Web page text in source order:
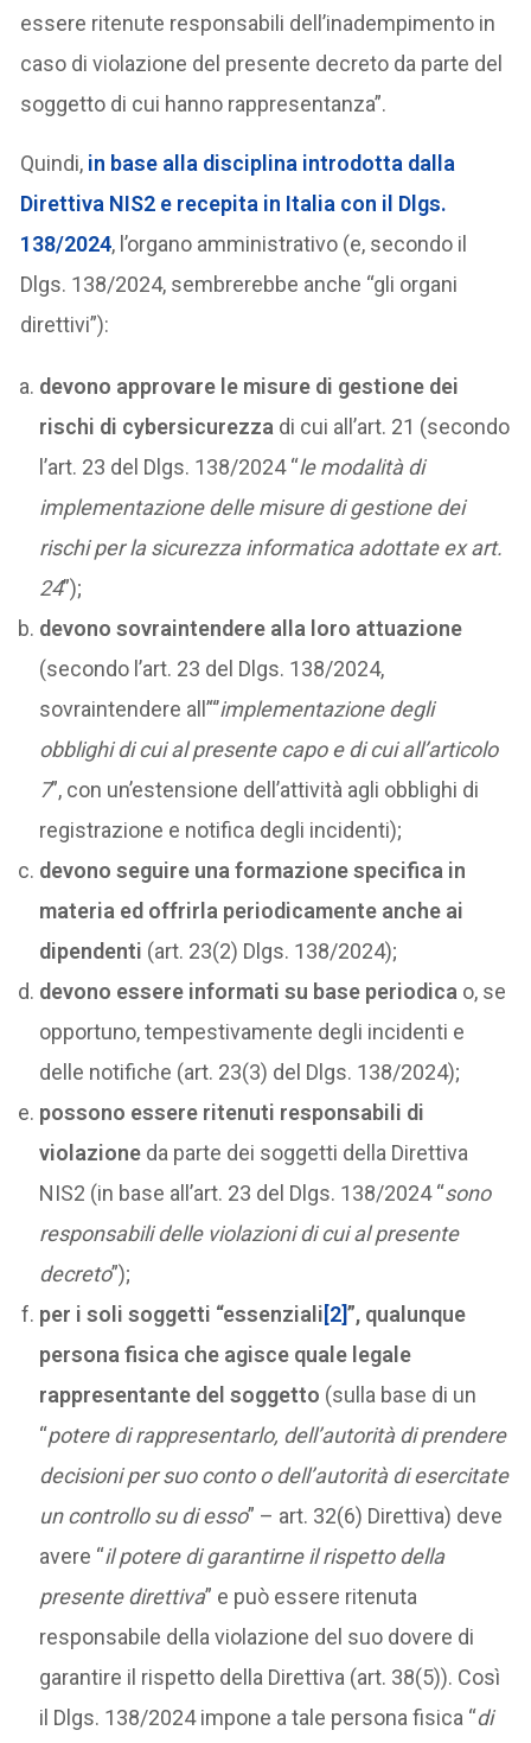
essere ritenute responsabili dell’inadempimento in
caso di violazione del presente decreto da parte del
soggetto di cui hanno rappresentanza”.
Quindi, in base alla disciplina introdotta dalla
Direttiva NIS2 e recepita in Italia con il Dlgs.
138/2024, l’organo amministrativo (e, secondo il
Dlgs. 138/2024, sembrerebbe anche “gli organi
direttivi”):
devono approvare le misure di gestione dei
rischi di cybersicurezza di cui all’art. 21 (secondo
l’art. 23 del Dlgs. 138/2024 “le modalità di
implementazione delle misure di gestione dei
rischi per la sicurezza informatica adottate ex art.
24”);
devono sovraintendere alla loro attuazione
(secondo l’art. 23 del Dlgs. 138/2024,
sovraintendere all’“’implementazione degli
obblighi di cui al presente capo e di cui all’articolo
7”, con un’estensione dell’attività agli obblighi di
registrazione e notifica degli incidenti);
devono seguire una formazione specifica in
materia ed offrirla periodicamente anche ai
dipendenti (art. 23(2) Dlgs. 138/2024);
devono essere informati su base periodica o, se
opportuno, tempestivamente degli incidenti e
delle notifiche (art. 23(3) del Dlgs. 138/2024);
possono essere ritenuti responsabili di
violazione da parte dei soggetti della Direttiva
NIS2 (in base all’art. 23 del Dlgs. 138/2024 “sono
responsabili delle violazioni di cui al presente
decreto”);
per i soli soggetti “essenziali[2]”, qualunque
persona fisica che agisce quale legale
rappresentante del soggetto (sulla base di un
“potere di rappresentarlo, dell’autorità di prendere
decisioni per suo conto o dell’autorità di esercitate
un controllo su di esso” – art. 32(6) Direttiva) deve
avere “il potere di garantirne il rispetto della
presente direttiva” e può essere ritenuta
responsabile della violazione del suo dovere di
garantire il rispetto della Direttiva (art. 38(5)). Così
il Dlgs. 138/2024 impone a tale persona fisica “di